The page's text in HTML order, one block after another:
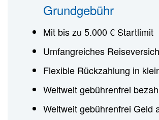
Grundgebühr
Mit bis zu 5.000 € Startlimit
Umfangreiches
Flexible Rückzahlung in
Weltweit gebührenfrei
Weltweit gebührenfrei Geld